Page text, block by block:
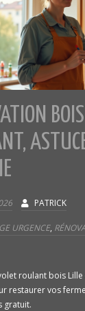
PATRICK
URGENCE,
roulant bois
restaurer vos
gratuit.